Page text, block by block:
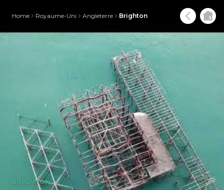
Home Royaume-Uni Angleterre Brighton
BRIGHTON